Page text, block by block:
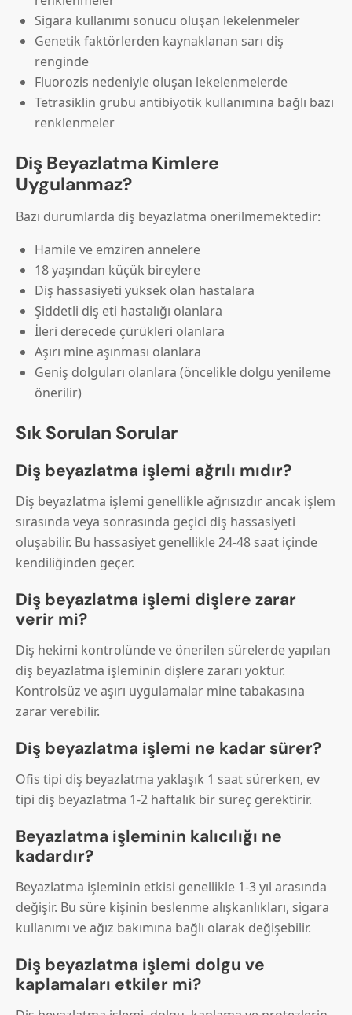
Sigara kullanımı sonucu oluşan lekelenmeler
Genetik faktörlerden kaynaklanan sarı diş
renginde
Fluorozis nedeniyle oluşan lekelenmelerde
Tetrasiklin grubu antibiyotik kullanımına bağlı bazı
renklenmeler
Diş Beyazlatma Kimlere
Uygulanmaz?
Bazı durumlarda diş beyazlatma önerilmemektedir:
Hamile ve emziren annelere
18 yaşından küçük bireylere
Diş hassasiyeti yüksek olan hastalara
Şiddetli diş eti hastalığı olanlara
İleri derecede çürükleri olanlara
Aşırı mine aşınması olanlara
Geniş dolguları olanlara (öncelikle dolgu yenileme
önerilir)
Sık Sorulan Sorular
Diş beyazlatma işlemi ağrılı mıdır?
Diş beyazlatma işlemi genellikle ağrısızdır ancak işlem
sırasında veya sonrasında geçici diş hassasiyeti
oluşabilir. Bu hassasiyet genellikle 24-48 saat içinde
kendiliğinden geçer.
Diş beyazlatma işlemi dişlere zarar
verir mi?
Diş hekimi kontrolünde ve önerilen sürelerde yapılan
diş beyazlatma işleminin dişlere zararı yoktur.
Kontrolsüz ve aşırı uygulamalar mine tabakasına
zarar verebilir.
Diş beyazlatma işlemi ne kadar sürer?
Ofis tipi diş beyazlatma yaklaşık 1 saat sürerken, ev
tipi diş beyazlatma 1-2 haftalık bir süreç gerektirir.
Beyazlatma işleminin kalıcılığı ne
kadardır?
Beyazlatma işleminin etkisi genellikle 1-3 yıl arasında
değişir. Bu süre kişinin beslenme alışkanlıkları, sigara
kullanımı ve ağız bakımına bağlı olarak değişebilir.
Diş beyazlatma işlemi dolgu ve
kaplamaları etkiler mi?